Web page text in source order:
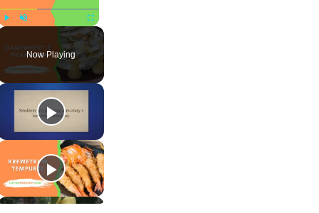
Fullscreen
Now Playing